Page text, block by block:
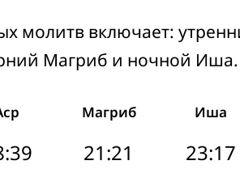
молитв включает:
Магриб и ночной Иша.
Магриб Иша
21:21
23:17